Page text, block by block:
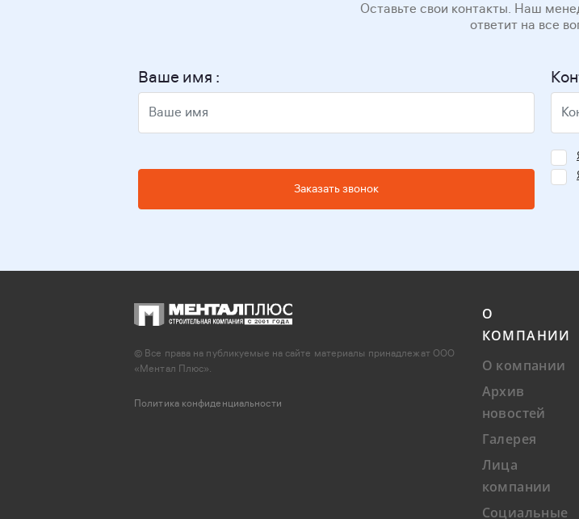
Оставьте свои контакты. Наш
ответит на все
Ваше имя :
Заказать звонок
© Все права на публикуемые на сайте материалы принадлежат ООО
«Ментал Плюс».
Политика конфиденциальности
О
КОМПАНИИ
О компании
Архив
новостей
Галерея
Лица
компании
Социальные